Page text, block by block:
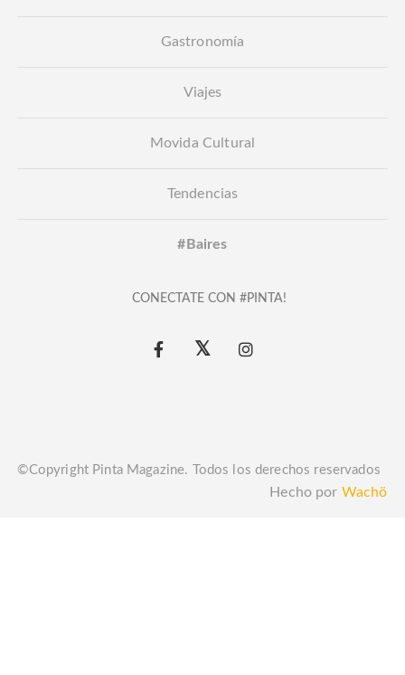
Gastronomía
Viajes
Movida Cultural
Tendencias
#Baires
CONECTATE CON #PINTA!
©Copyright Pinta Magazine. Todos los derechos reservados
Hecho por Wachö